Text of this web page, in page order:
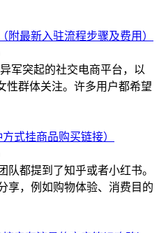
附最新入驻流程步骤及费用）
军突起的社交电商平台，以
性群体关注。许多用户都希望
式挂商品购买链接）
队都提到了知乎或者小红书。
享，例如购物体验、消费目的